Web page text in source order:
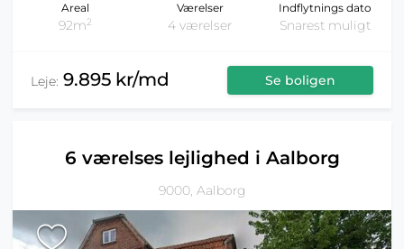
Areal
92m2
Værelser
4 værelser
Indflytnings dato
Snarest muligt
Leje: 9.895 kr/md Se boligen
6 værelses lejlighed i Aalborg
9000, Aalborg